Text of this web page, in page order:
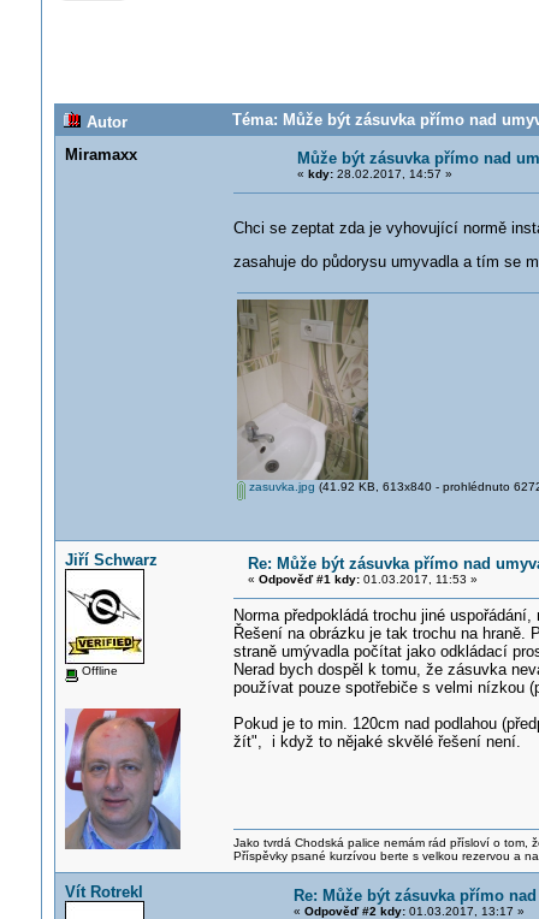
Autor
Téma: Může být zásuvka přímo nad
Miramaxx
Může být zásuvka přímo nad
« kdy:28.02.2017, 14:57 »
Chci se zeptat zda je vyhovující normě
zasahuje do půdorysu umyvadla a tím se
zasuvka.jpg (41.92 KB, 613x840 - prohlédnuto
Jiří Schwarz
Offline
Re: Může být zásuvka přímo nad
« Odpověď #1 kdy:01.03.2017, 11:53 »
Norma předpokládá trochu jiné
Řešení na obrázku je tak trochu na hraně.
straně umývadla počítat jako odkládací
Nerad bych dospěl k tomu, že zásuvka
používat pouze spotřebiče s velmi nízkou
Pokud je to min. 120cm nad podlahou
žít", i když to nějaké skvělé řešení není.
Jako tvrdá Chodská palice nemám rád přísloví o tom,
Příspěvky psané kurzívou berte s velkou rezervou a
Vít Rotrekl Re: Může být zásuvka přímo
« Odpověď #2 kdy:01.03.2017, 13:17 »